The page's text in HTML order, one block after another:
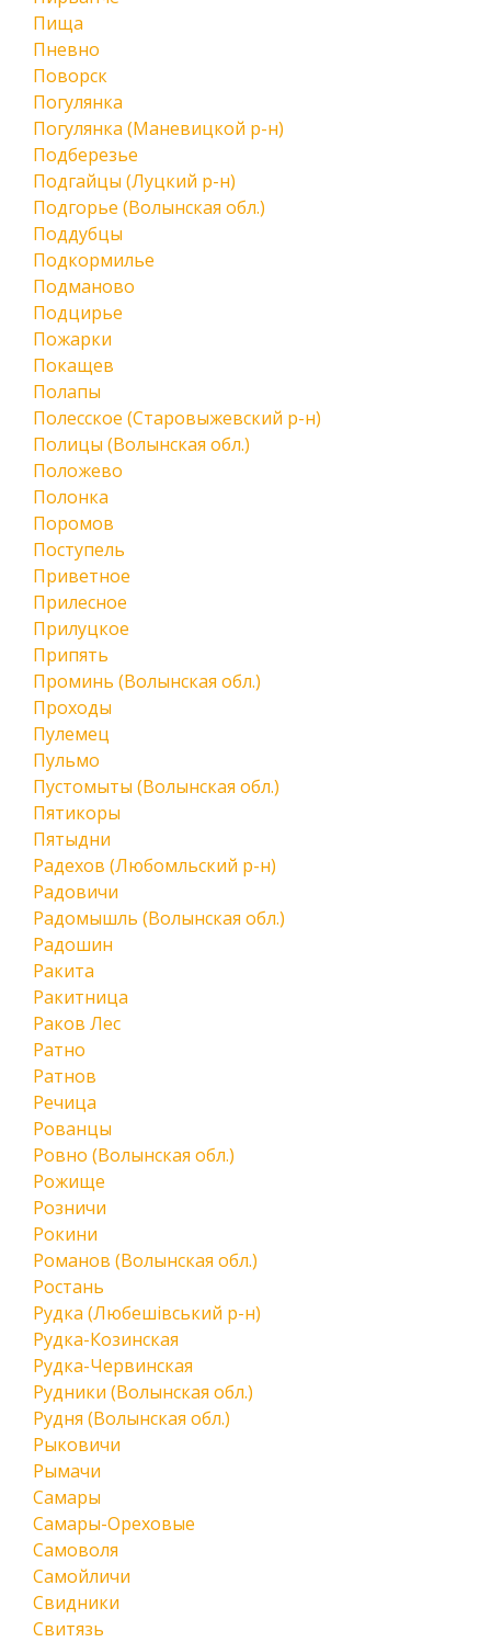
Пища
Пневно
Поворск
Погулянка
Погулянка (Маневицкой р-н)
Подберезье
Подгайцы (Луцкий р-н)
Подгорье (Волынская обл.)
Поддубцы
Подкормилье
Подманово
Подцирье
Пожарки
Покащев
Полапы
Полесское (Старовыжевский р-н)
Полицы (Волынская обл.)
Положево
Полонка
Поромов
Поступель
Приветное
Прилесное
Прилуцкое
Припять
Проминь (Волынская обл.)
Проходы
Пулемец
Пульмо
Пустомыты (Волынская обл.)
Пятикоры
Пятыдни
Радехов (Любомльский р-н)
Радовичи
Радомышль (Волынская обл.)
Радошин
Ракита
Ракитница
Раков Лес
Ратно
Ратнов
Речица
Рованцы
Ровно (Волынская обл.)
Рожище
Розничи
Рокини
Романов (Волынская обл.)
Ростань
Рудка (Любешівський р-н)
Рудка-Козинская
Рудка-Червинская
Рудники (Волынская обл.)
Рудня (Волынская обл.)
Рыковичи
Рымачи
Самары
Самары-Ореховые
Самоволя
Самойличи
Свидники
Свитязь